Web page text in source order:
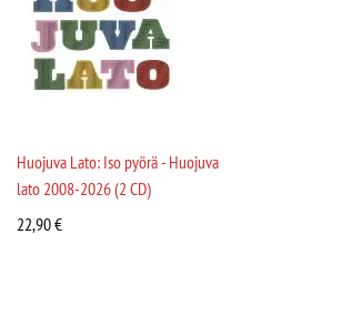
Huojuva Lato: Iso pyörä - Huojuva
lato 2008-2026 (2 CD)
22,90€